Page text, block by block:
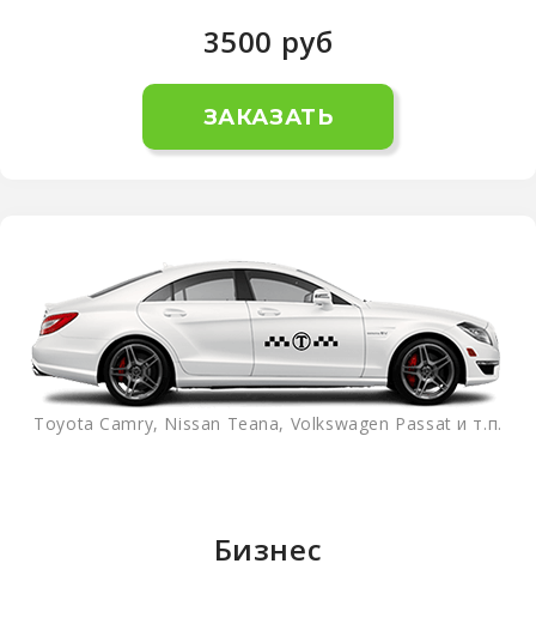
3500 руб
ЗАКАЗАТЬ
Toyota Camry, Nissan Teana, Volkswagen Passat и т.п.
Бизнес